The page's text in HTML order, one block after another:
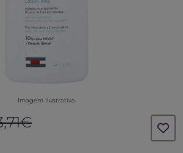
Imagem ilustrativa